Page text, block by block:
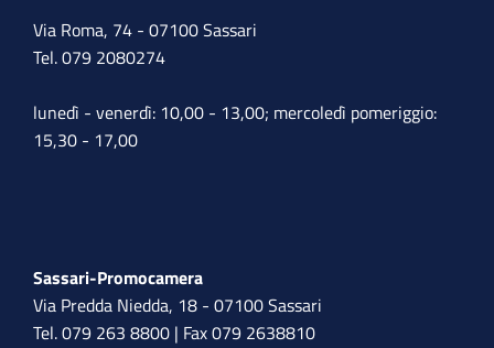
Via Roma, 74 - 07100 Sassari
Tel. 079 2080274
lunedì - venerdì: 10,00 - 13,00; mercoledì pomeriggio:
15,30 - 17,00
Sassari-Promocamera
Via Predda Niedda, 18 - 07100 Sassari
Tel. 079 263 8800 | Fax 079 2638810